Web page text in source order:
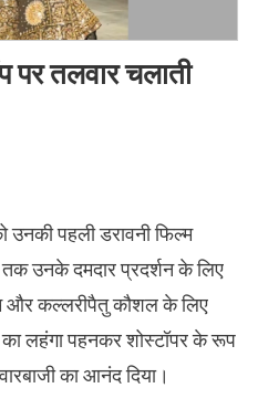
तलवार चलाती
उनकी पहली डरावनी फिल्म
उनके दमदार प्रदर्शन के लिए
और कल्लरीपैतु कौशल के लिए
का लहंगा पहनकर शोस्टॉपर के रूप
का आनंद दिया।